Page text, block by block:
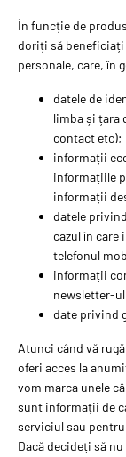
În funcție de
doriți să beneficiați
personale, care, în
datele de
limba și țara
contact etc);
informații
informațiile
informații
datele
cazul în care
telefonul
informații
newsletter-
date privind
Atunci când vă
oferi acces la
vom marca unele
sunt informații de
serviciul sau
Dacă decideți să